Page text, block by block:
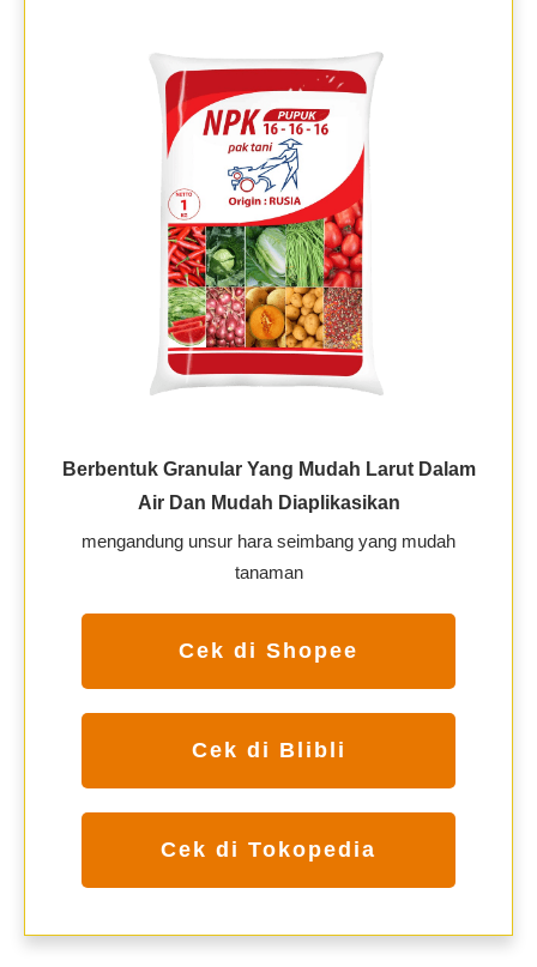
Berbentuk Granular Yang Mudah Larut Dalam
Air Dan Mudah Diaplikasikan
mengandung unsur hara seimbang yang mudah
tanaman
Cek di Shopee
Cek di Blibli
Cek di Tokopedia